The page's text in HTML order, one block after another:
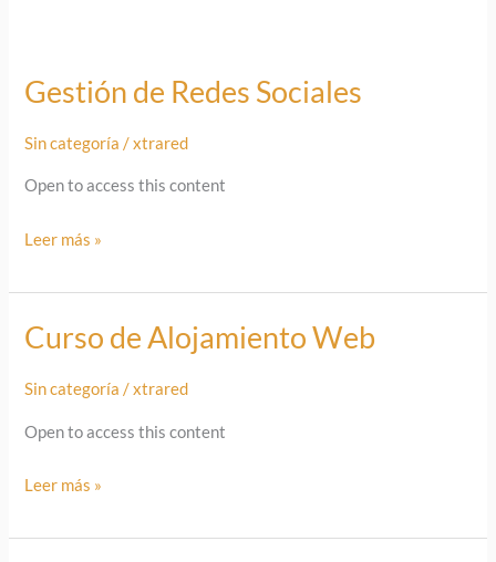
Gestión de Redes Sociales
Sin categoría /xtrared
Open to access this content
Gestión
Redes
Sociales
Leer más »
Curso de Alojamiento Web
Sin categoría /xtrared
Open to access this content
Curso
Alojamiento
Leer más »